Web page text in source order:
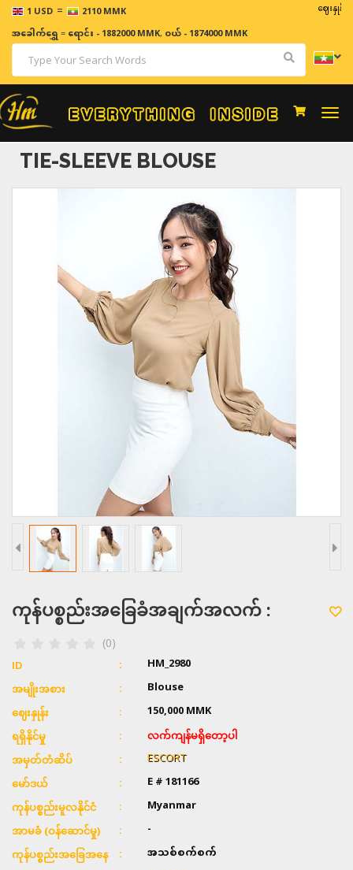
1 USD = 2110 MMK ဈေးနှုန်းမျ
အခေါက်ရွှေ=ရောင်း - 1882000 MMK, ဝယ် - 1874000 MMK
TIE-SLEEVE BLOUSE
ကုန်ပစ္စည်းအခြေခံအချက်အလက် :
(0)
ID HM_2980
အမျိုးအစား Blouse
ဈေးနှုန်း 150,000MMK
ရရှိနိုင်မှု
လက်ကျန်မရှိတော့ပါ
အမှတ်တံဆိပ်
ESCORT
မော်ဒယ် E # 181166
ကုန်ပစ္စည်းမူလနိုင်ငံ Myanmar
အာမခံ (ဝန်ဆောင်မှု) -
ကုန်ပစ္စည်းအခြေအနေ အသစ်စက်စက်